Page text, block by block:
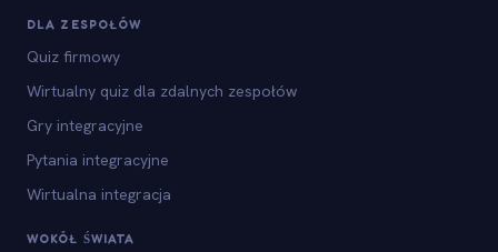
DLA ZESPOŁÓW
Quiz firmowy
Wirtualny quiz dla zdalnych zespołów
Gry integracyjne
Pytania integracyjne
Wirtualna integracja
WOKÓŁ ŚWIATA